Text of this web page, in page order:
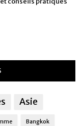
Asie
Bangkok